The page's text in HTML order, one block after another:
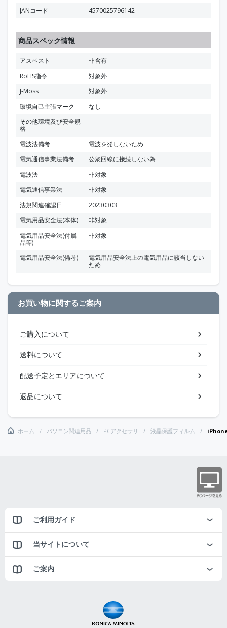
JANコード
4570025796142
商品スペック情報
アスベスト
非含有
RoHS指令
対象外
J-Moss
対象外
環境自己主張マーク
なし
その他環境及び安全規
格
電波法備考
電波を発しないため
電気通信事業法備考
公衆回線に接続しない為
電波法
非対象
電気通信事業法
非対象
法規関連確認日
20230303
電気用品安全法(本体)
非対象
電気用品安全法(付属
品等)
非対象
電気用品安全法(備考)
電気用品安全法上の電気用品に該当しない
ため
お買い物に関するご案内
ご購入について
送料について
配送予定とエリアについて
返品について
ホーム パソコン関連用品 PCアクセサリ 液晶保護フィルム
ご利用ガイド
当サイトについて
ご案内